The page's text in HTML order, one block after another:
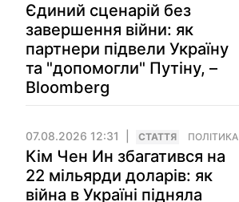
Єдиний сценарій без
завершення війни: як
партнери підвели Україну
та "допомогли" Путіну, –
Bloomberg
07.08.2026 12:31 СТАТТЯ ПОЛІТИКА
Кім Чен Ин збагатився на
22 мільярди доларів: як
війна в Україні підняла